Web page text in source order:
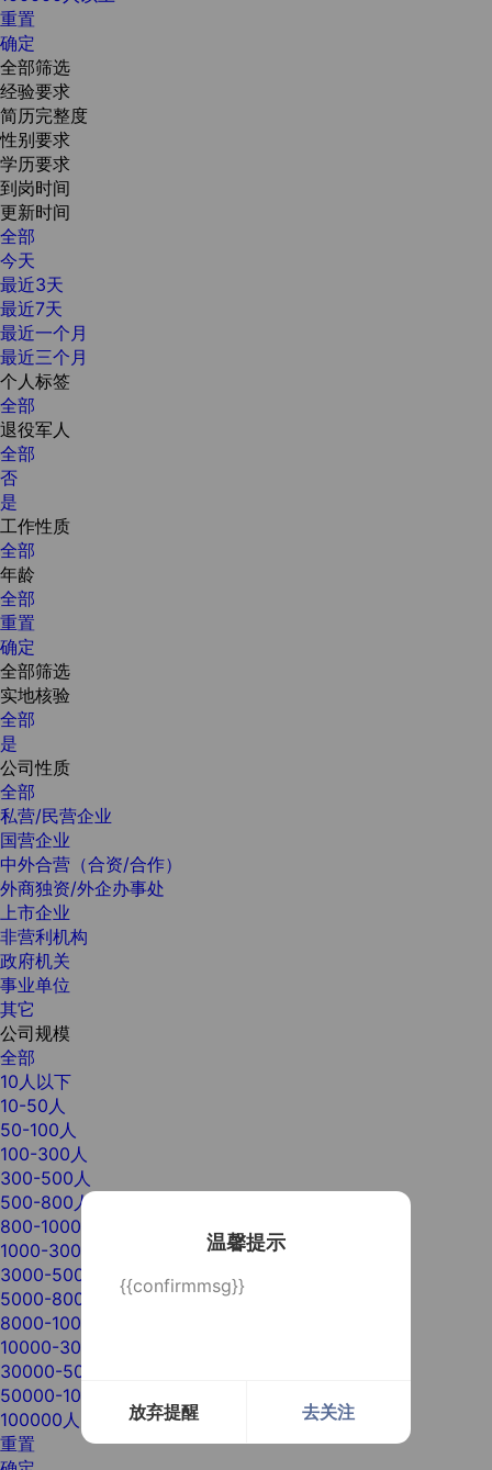
温馨提示
{{confirmmsg}}
放弃提醒 去关注
重置
确定
全部筛选
经验要求
简历完整度
性别要求
学历要求
到岗时间
更新时间
全部
今天
最近3天
最近7天
最近一个月
最近三个月
个人标签
全部
退役军人
全部
否
是
工作性质
全部
年龄
全部
重置
确定
全部筛选
实地核验
全部
是
公司性质
全部
私营/民营企业
国营企业
中外合营（合资/合作）
外商独资/外企办事处
上市企业
非营利机构
政府机关
事业单位
其它
公司规模
全部
10人以下
10-50人
50-100人
100-300人
300-500人
500-800人
800-1000人
1000-3000人
3000-5000人
5000-8000人
8000-10000人
10000-30000人
30000-50000人
50000-100000人
100000人以上
重置